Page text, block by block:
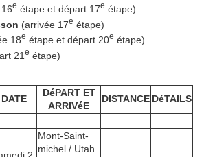
e étape et départ 17e étape)
(arrivée 17e étape)
18e étape et départ 20e étape)
21 e étape)
DATE
DéPART ET
ARRIVéE
DISTANCE DéTAILS
2
Mont-Saint-
michel / Utah